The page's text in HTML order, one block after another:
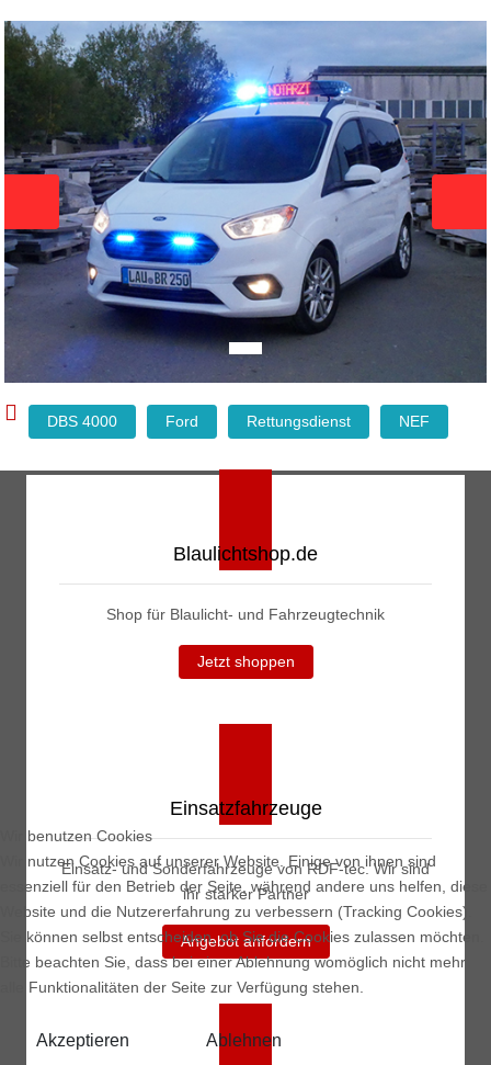
Zurück
DBS 4000 Ford Rettungsdienst NEF
Blaulichtshop.de
Shop für Blaulicht- und Fahrzeugtechnik
Jetzt shoppen
Einsatzfahrzeuge
Einsatz- und Sonderfahrzeuge von RDF-tec. Wir sind
ihr starker Partner
Angebot anfordern
Wir benutzen Cookies
Wir nutzen Cookies auf unserer Website. Einige von ihnen sind
essenziell für den Betrieb der Seite, während andere uns helfen, diese
Website und die Nutzererfahrung zu verbessern (Tracking Cookies).
Sie können selbst entscheiden, ob Sie die Cookies zulassen möchten.
Bitte beachten Sie, dass bei einer Ablehnung womöglich nicht mehr
alle Funktionalitäten der Seite zur Verfügung stehen.
Akzeptieren Ablehnen